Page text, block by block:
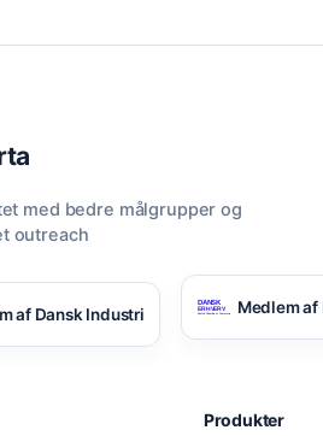
med bedre målgrupper og
outreach
af Dansk Industri Medlem af
Produkter